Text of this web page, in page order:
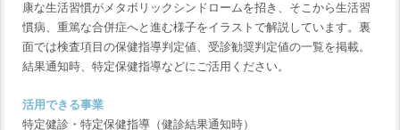
康な生活習慣がメタボリックシンドロームを招き、そこから生活習
慣病、重篤な合併症へと進む様子をイラストで解説しています。裏
面では検査項目の保健指導判定値、受診勧奨判定値の一覧を掲載。
結果通知時、特定保健指導などにご活用ください。
活用できる事業
特定健診・特定保健指導（健診結果通知時）